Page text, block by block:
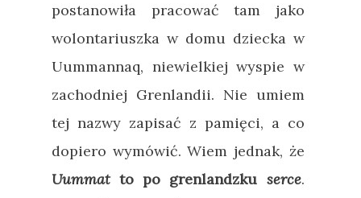
postanowiła pracować tam jako
wolontariuszka w domu dziecka w
Uummannaq, niewielkiej wyspie w
zachodniej Grenlandii. Nie umiem
tej nazwy zapisać z pamięci, a co
dopiero wymówić. Wiem jednak, że
Uummatto po grenlandzku serce.